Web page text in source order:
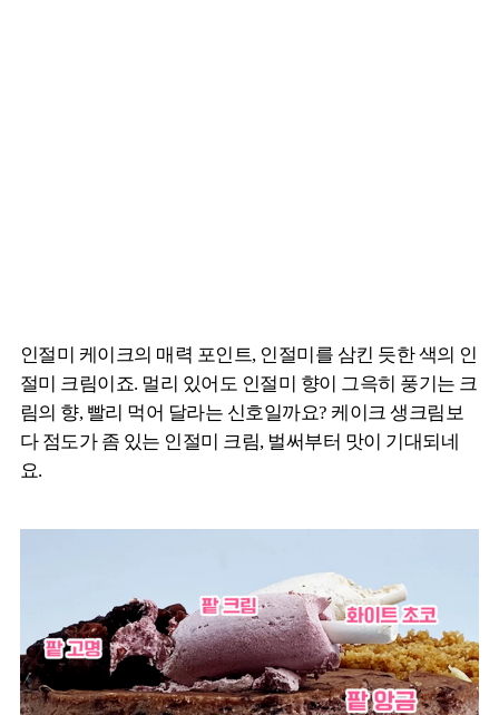
인절미 케이크의 매력 포인트, 인절미를 삼킨 듯한 색의 인
절미 크림이죠. 멀리 있어도 인절미 향이 그윽히 풍기는 크
림의 향, 빨리 먹어 달라는 신호일까요? 케이크 생크림보
다 점도가 좀 있는 인절미 크림, 벌써부터 맛이 기대되네
요.